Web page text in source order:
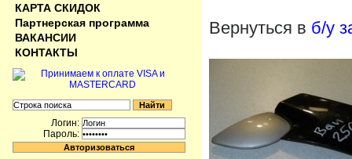
Вернуться в б/у
КАРТА СКИДОК
Партнерская программа
ВАКАНСИИ
КОНТАКТЫ
Логин:
Пароль: